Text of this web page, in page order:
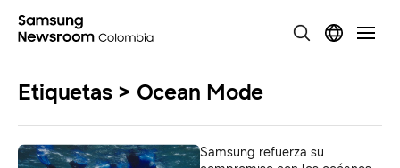
Etiquetas > Ocean Mode
Samsung refuerza su